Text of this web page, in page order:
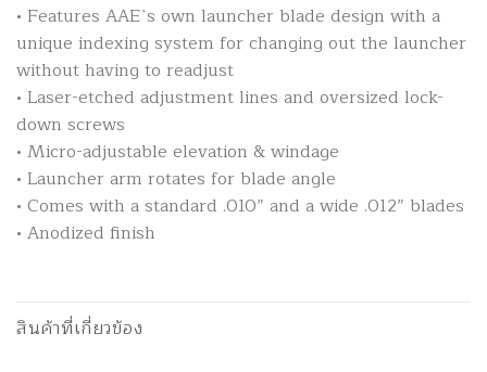
• Features AAE`s own launcher blade design with a
unique indexing system for changing out the launcher
without having to readjust
• Laser-etched adjustment lines and oversized lock-
down screws
• Micro-adjustable elevation & windage
• Launcher arm rotates for blade angle
• Comes with a standard .010” and a wide .012” blades
• Anodized finish
สินค้าที่เกี่ยวข้อง